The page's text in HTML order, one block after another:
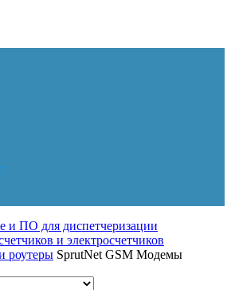
и ПО для диспетчеризации
и электросчетчиков
роутеры SprutNet GSM Модемы